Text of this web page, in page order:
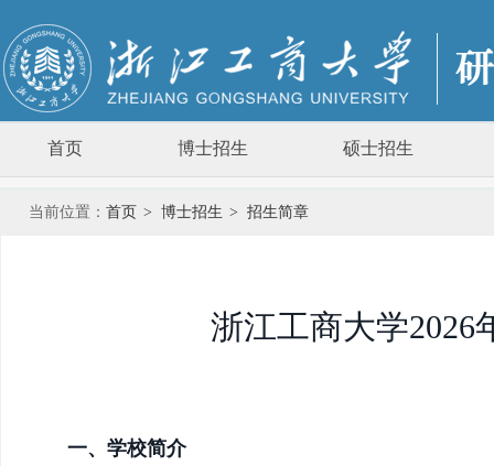
首页 博士招生 硕士招生
当前位置： 首页 > 博士招生 > 招生简章
浙江工商大学2026
一、 学校简介